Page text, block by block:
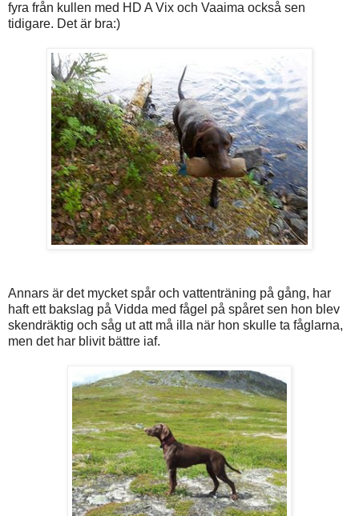
fyra från kullen med HD A Vix och Vaaima också sen
tidigare. Det är bra:)
Annars är det mycket spår och vattenträning på gång, har
haft ett bakslag på Vidda med fågel på spåret sen hon blev
skendräktig och såg ut att må illa när hon skulle ta fåglarna,
men det har blivit bättre iaf.